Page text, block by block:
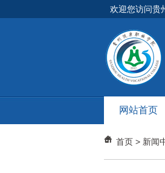
欢迎您访问贵
网站首页
首页> 新闻